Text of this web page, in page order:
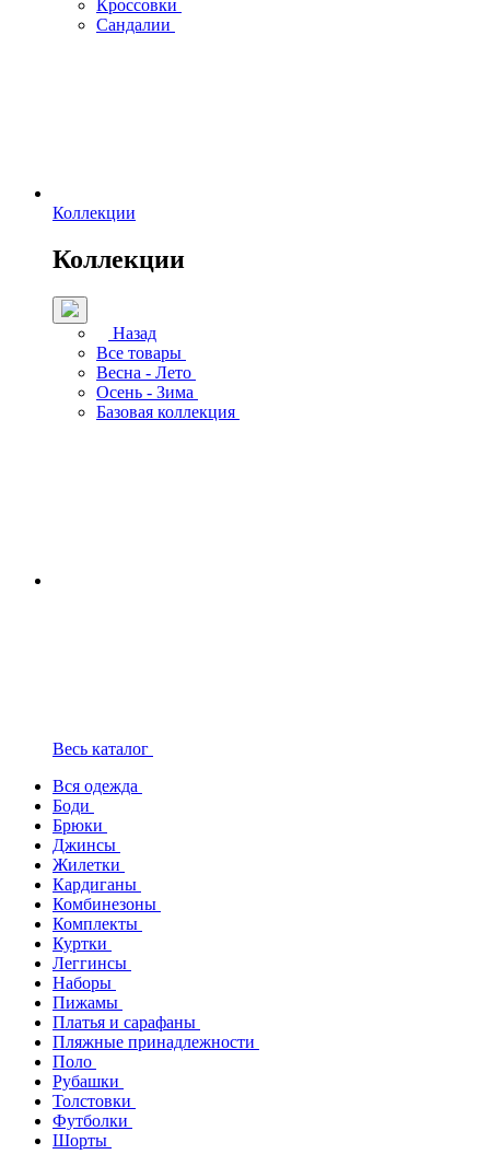
Кроссовки
Сандалии
Коллекции
Коллекции
Назад
Все товары
Весна - Лето
Осень - Зима
Базовая коллекция
Весь каталог
Вся одежда
Боди
Брюки
Джинсы
Жилетки
Кардиганы
Комбинезоны
Комплекты
Куртки
Леггинсы
Наборы
Пижамы
Платья и сарафаны
Пляжные принадлежности
Поло
Рубашки
Толстовки
Футболки
Шорты